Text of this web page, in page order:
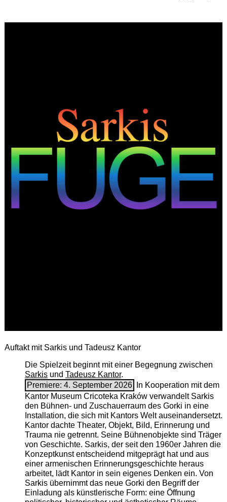
Auftakt mit Sarkis und Tadeusz Kantor
Die Spielzeit beginnt mit einer Begegnung zwischen
Sarkisund Tadeusz Kantor.
Premiere: 4. September 2026
In Kooperation mit dem
Kantor Museum Cricoteka Kraków verwandelt Sarkis
den Bühnen- und Zuschauerraum des Gorki in eine
Installation, die sich mit Kantors Welt auseinandersetzt.
Kantor dachte Theater, Objekt, Bild, Erinnerung und
Trauma nie getrennt. Seine Bühnenobjekte sind Träger
von Geschichte. Sarkis, der seit den 1960er Jahren die
Konzeptkunst entscheidend mitgeprägt hat und aus
einer armenischen ­Erinnerungsgeschichte heraus
arbeitet, lädt Kantor in sein eigenes Denken ein. Von
Sarkis übernimmt das neue Gorki den Begriff der
Einladung als künstlerische Form: eine Öffnung